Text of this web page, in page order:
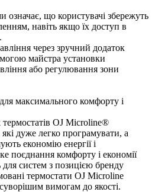
означає, що користувачі збережуть
навіть якщо їх доступ в
через зручний додаток
майстра установки
або регулювання зони
максимального комфорту і
OJ Microline®
які дуже легко програмувати, а
економію енергії і
поєднання комфорту і економії
для систем з позицією бренду
термостати OJ Microline
вимогам до якості.